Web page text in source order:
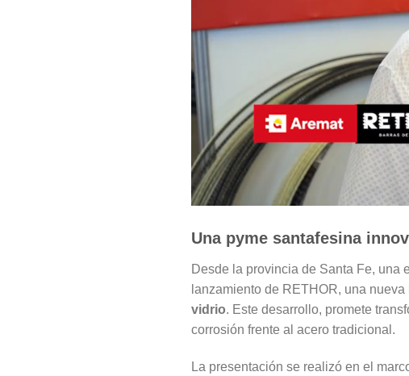
Una pyme santafesina
Desde la provincia de Santa Fe, una
lanzamiento de RETHOR, una nueva
vidrio. Este desarrollo, promete
corrosión frente al acero tradicional.
La presentación se realizó en el